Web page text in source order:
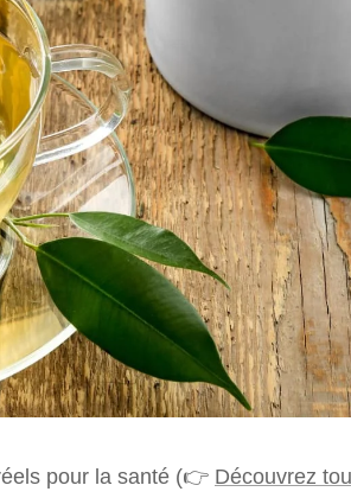
pour la santé (👉 Découvrez